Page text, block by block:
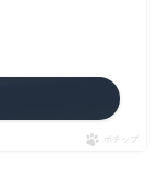
ポチップ